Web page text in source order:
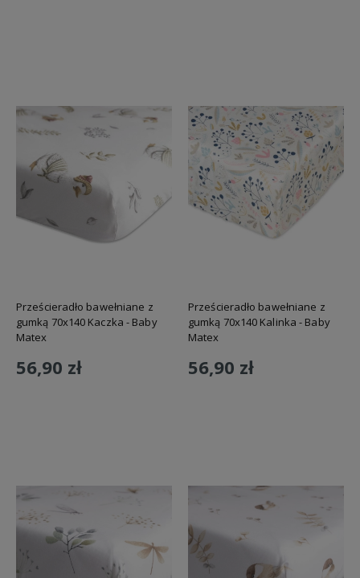
Prześcieradło bawełniane z
gumką 70x140 Kaczka - Baby
Matex
56,90 zł
Prześcieradło bawełniane z
gumką 70x140 Kalinka - Baby
Matex
56,90 zł